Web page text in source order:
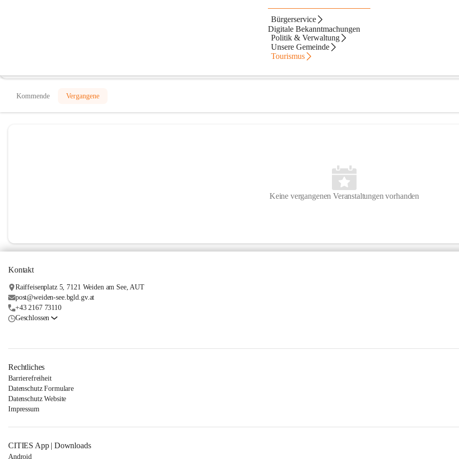
Bürgerservice
Digitale Bekanntmachungen
Politik & Verwaltung
Unsere Gemeinde
Tourismus
Kommende Vergangene
Keine vergangenen Veranstaltungen vorhanden
Kontakt
Raiffeisenplatz 5, 7121 Weiden am See, AUT
post@weiden-see.bgld.gv.at
+43 2167 73110
Geschlossen
Rechtliches
Barrierefreiheit
Datenschutz Formulare
Datenschutz Website
Impressum
CITIES App | Downloads
Android